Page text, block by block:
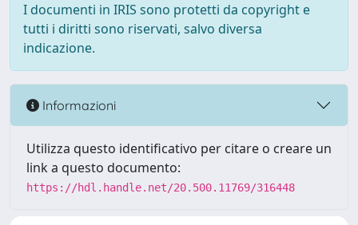
I documenti in IRIS sono protetti da copyright e
tutti i diritti sono riservati, salvo diversa
indicazione.
Informazioni
Utilizza questo identificativo per citare o creare un
link a questo documento:
https://hdl.handle.net/20.500.11769/316448